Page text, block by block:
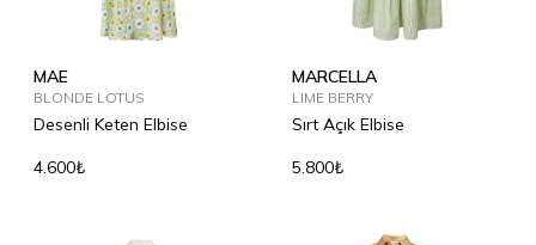
MAE
BLONDE LOTUS
Desenli Keten Elbise
4.600₺
MARCELLA
LIME BERRY
Sırt Açık Elbise
5.800₺